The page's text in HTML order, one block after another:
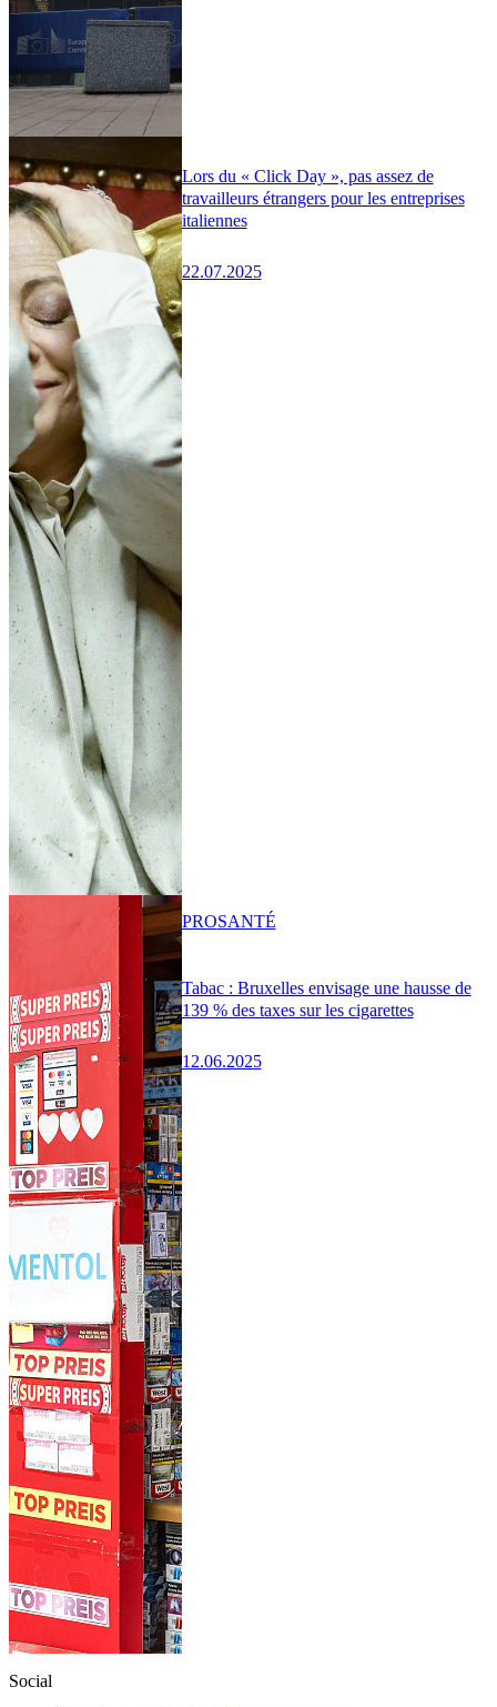
Lors du « Click Day », pas assez de
travailleurs étrangers pour les entreprises
italiennes
22.07.2025
Tabac : Bruxelles envisage une hausse de
139 % des taxes sur les cigarettes
12.06.2025
PROSANTÉ
Social